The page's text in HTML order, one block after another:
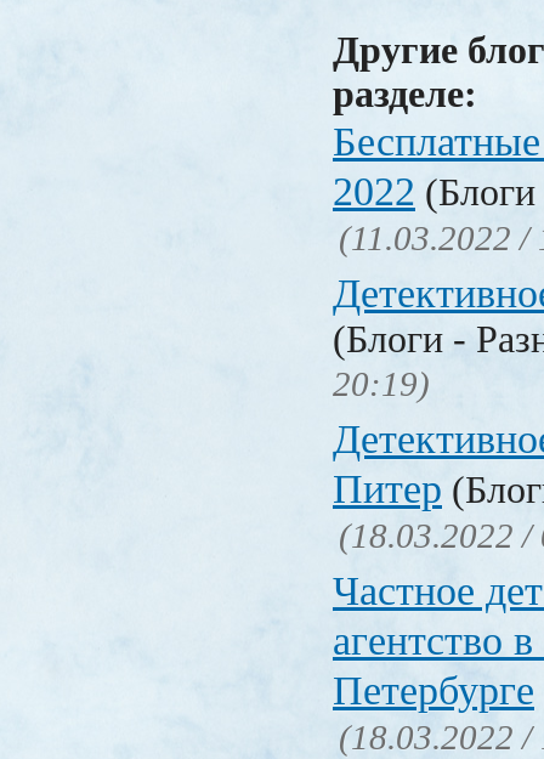
Другие
разделе:
2022
(11.03.2022 /
(Блоги -
20:19)
Питер
(18.03.2022 /
Частное
агентство
Петербурге
(18.03.2022 /